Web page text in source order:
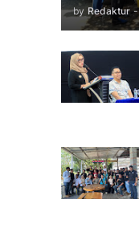
by Redaktur -